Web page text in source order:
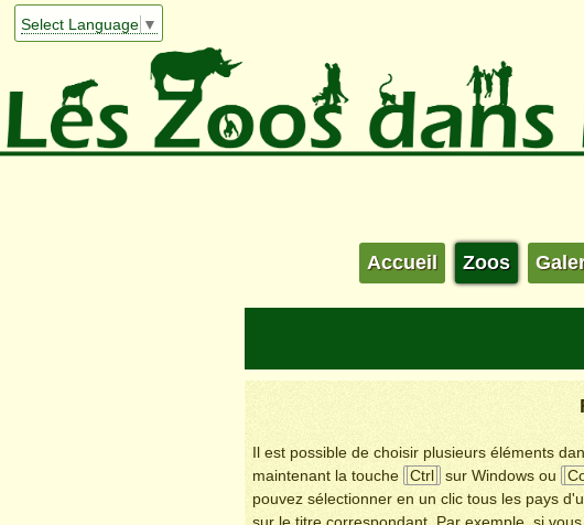
Select Language ▼
Accueil Zoos
Il est possible de choisir plusieurs éléments
maintenant la touche
Ctrl sur Windows ou
pouvez sélectionner en un clic tous les pays